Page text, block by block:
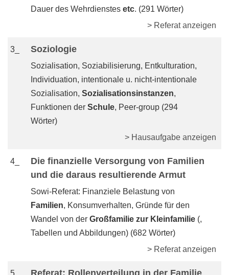
Dauer des Wehrdienstes etc. (291 Wörter)
> Referat anzeigen
3_ Soziologie
Sozialisation, Soziabilisierung, Entkulturation,
Individuation, intentionale u. nicht-intentionale
Sozialisation, Sozialisationsinstanzen,
Funktionen der Schule, Peer-group (294
Wörter)
> Hausaufgabe anzeigen
4_
Die finanzielle Versorgung von Familien
und die daraus resultierende Armut
Sowi-Referat: Finanziele Belastung von
Familien, Konsumverhalten, Gründe für den
Wandel von der Großfamilie zur Kleinfamilie (,
Tabellen und Abbildungen) (682 Wörter)
> Referat anzeigen
5_ Referat: Rollenverteilung in der Familie